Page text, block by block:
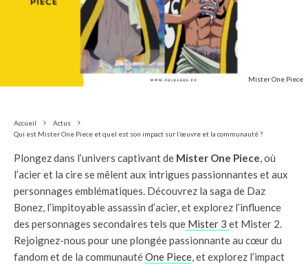
Mister One Piece
Accueil
Actus
Qui est Mister One Piece et quel est son impact sur l’œuvre et la communauté ?
Plongez dans l’univers captivant de Mister One Piece, où
l’acier et la cire se mêlent aux intrigues passionnantes et aux
personnages emblématiques. Découvrez la saga de Daz
Bonez, l’impitoyable assassin d’acier, et explorez l’influence
des personnages secondaires tels que Mister 3 et Mister 2.
Rejoignez-nous pour une plongée passionnante au cœur du
fandom et de la communautéOne Piece, et explorez l’impact